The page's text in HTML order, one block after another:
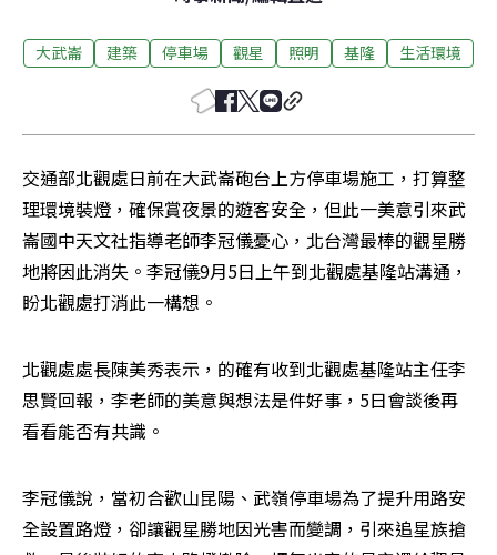
大武崙 建築 停車場 觀星 照明 基隆 生活環境
交通部北觀處日前在大武崙砲台上方停車場施工，打算整
理環境裝燈，確保賞夜景的遊客安全，但此一美意引來武
崙國中天文社指導老師李冠儀憂心，北台灣最棒的觀星勝
地將因此消失。李冠儀9月5日上午到北觀處基隆站溝通，
盼北觀處打消此一構想。
北觀處處長陳美秀表示，的確有收到北觀處基隆站主任李
思賢回報，李老師的美意與想法是件好事，5日會談後再
看看能否有共識。
李冠儀說，當初合歡山昆陽、武嶺停車場為了提升用路安
全設置路燈，卻讓觀星勝地因光害而變調，引來追星族搶